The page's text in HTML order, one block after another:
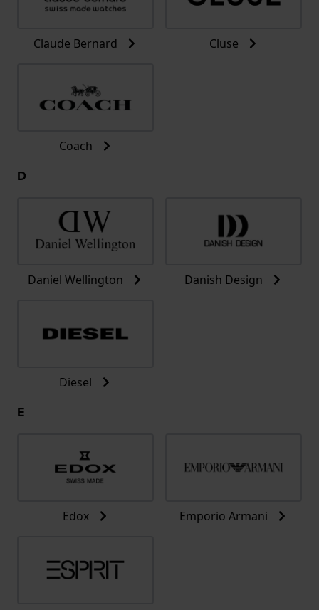
Claude Bernard Cluse
Coach
D
Daniel Wellington Danish Design
Diesel
E
Edox Emporio Armani